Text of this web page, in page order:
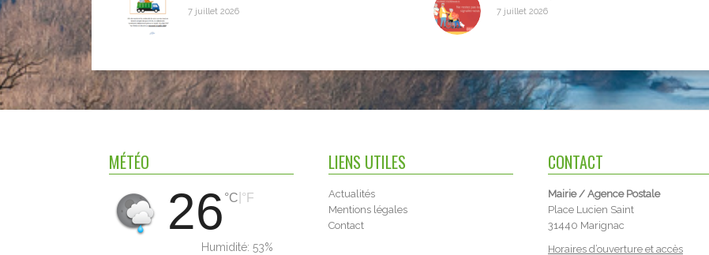
7 juillet 2026 7 juillet 2026
MÉTÉO
26 °C °F
Humidité: 53%
LIENS UTILES
Actualités
Mentions légales
Contact
CONTACT
Mairie / Agence Postale
Place Lucien Saint
31440 Marignac
Horaires d’ouverture et accès